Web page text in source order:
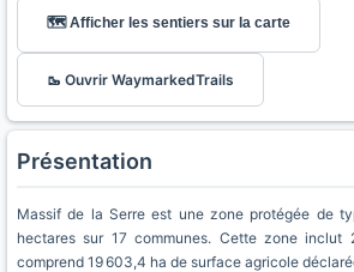
🗺️ Afficher les sentiers sur la carte
🥾 Ouvrir WaymarkedTrails
Présentation
Massif de la Serre est une zone protégée de
hectares sur 17 communes. Cette zone inclut
comprend 19 603,4 ha de surface agricole